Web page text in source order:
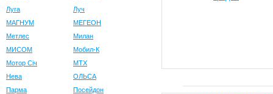
Луга
Луч
МАГНУМ
МЕГЕОН
Метлес
Милан
МИСОМ
Мобил-К
Мотор Сiч
МТХ
Нева
ОЛЬСА
Парма
Посейдон